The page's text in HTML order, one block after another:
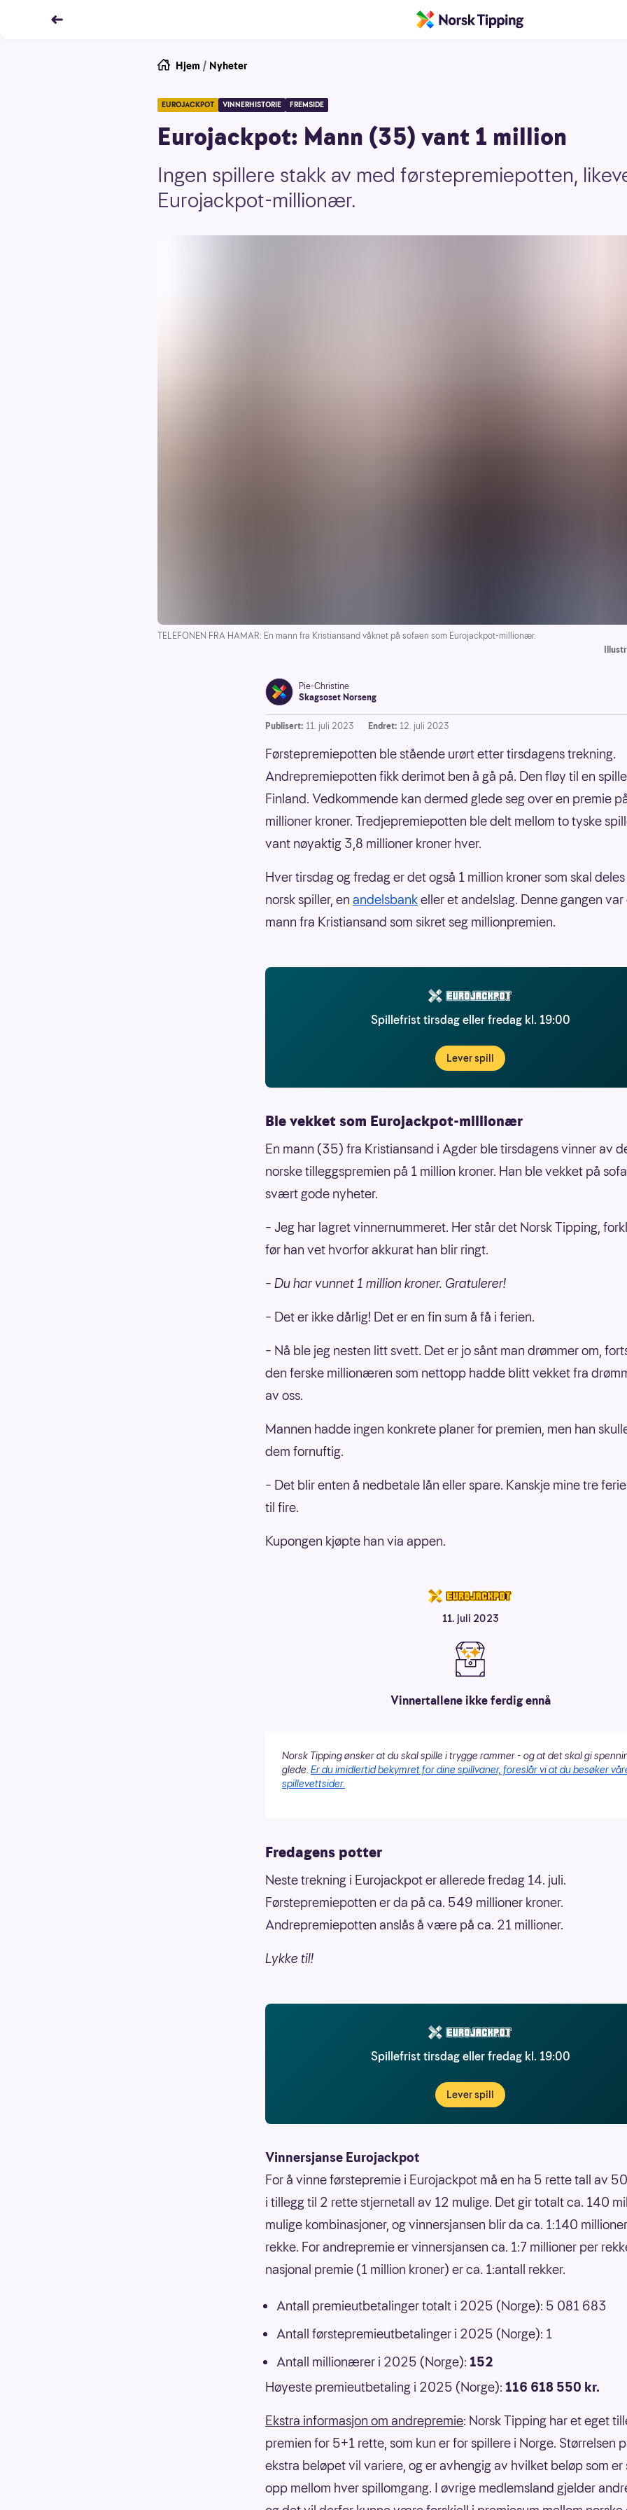
Hjem / Nyheter
EUROJACKPOT VINNERHISTORIE FREMSIDE
Eurojackpot: Mann (35) vant 1 million
Ingen spillere stakk av med førstepremiepotten,
Eurojackpot-millionær.
TELEFONEN FRA HAMAR: En mann fra Kristiansand våknet på sofaen som Eurojackpot-millionær.
Pie-Christine
Skagsoset Norseng
Publisert: 11. juli 2023 Endret: 12. juli 2023
Førstepremiepotten ble stående urørt etter tirsdagens trekning.
Andrepremiepotten fikk derimot ben å gå på. Den fløy til en
Finland. Vedkommende kan dermed glede seg over en premie
millioner kroner. Tredjepremiepotten ble delt mellom to tyske
vant nøyaktig 3,8 millioner kroner hver.
Hver tirsdag og fredag er det også 1 million kroner som skal
norsk spiller, en andelsbankeller et andelslag. Denne gangen
mann fra Kristiansand som sikret seg millionpremien.
Spillefrist tirsdag eller fredag kl. 19:00
Lever spill
Ble vekket som Eurojackpot-millionær
En mann (35) fra Kristiansand i Agder ble tirsdagens vinner av
norske tilleggspremien på 1 million kroner. Han ble vekket på
svært gode nyheter.
– Jeg har lagret vinnernummeret. Her står det Norsk Tipping,
før han vet hvorfor akkurat han blir ringt.
– Du har vunnet 1 million kroner. Gratulerer!
– Det er ikke dårlig! Det er en fin sum å få i ferien.
– Nå ble jeg nesten litt svett. Det er jo sånt man drømmer om,
den ferske millionæren som nettopp hadde blitt vekket fra
av oss.
Mannen hadde ingen konkrete planer for premien, men han
dem fornuftig.
– Det blir enten å nedbetale lån eller spare. Kanskje mine tre
til fire.
Kupongen kjøpte han via appen.
11. juli 2023
Vinnertallene ikke ferdig ennå
Norsk Tipping ønsker at du skal spille i trygge rammer - og at det skal gi
glede. Er du imidlertid bekymret for dine spillvaner, foreslår vi at du besøker
spillevettsider.
Fredagens potter
Neste trekning i Eurojackpot er allerede fredag 14. juli.
Førstepremiepotten er da på ca. 549 millioner kroner.
Andrepremiepotten anslås å være på ca. 21 millioner.
Lykke til!
Spillefrist tirsdag eller fredag kl. 19:00
Lever spill
Vinnersjanse Eurojackpot
For å vinne førstepremie i Eurojackpot må en ha 5 rette tall av
i tillegg til 2 rette stjernetall av 12 mulige. Det gir totalt ca. 140
mulige kombinasjoner, og vinnersjansen blir da ca. 1:140
rekke. For andrepremie er vinnersjansen ca. 1:7 millioner per
nasjonal premie (1 million kroner) er ca. 1:antall rekker.
Antall premieutbetalinger totalt i 2025 (Norge): 5 081 683
Antall førstepremieutbetalinger i 2025 (Norge): 1
Antall millionærer i 2025 (Norge): 152
Høyeste premieutbetaling i 2025 (Norge): 116 618 550 kr.
Ekstra informasjon om andrepremie: Norsk Tipping har et eget
premien for 5+1 rette, som kun er for spillere i Norge. Størrelsen
ekstra beløpet vil variere, og er avhengig av hvilket beløp som er
opp mellom hver spillomgang. I øvrige medlemsland gjelder